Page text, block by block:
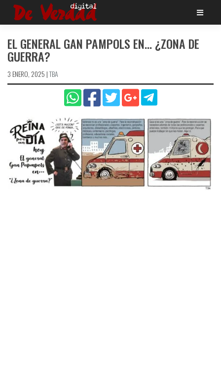
Saltar
EL GENERAL GAN PAMPOLS EN… ¿ZONA DE
GUERRA?
3 ENERO, 2025 |TBA